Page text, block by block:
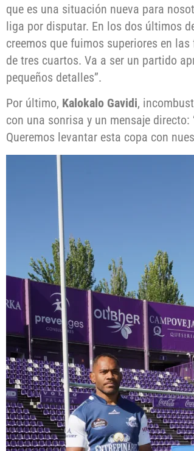
que es una situación nueva para
liga por disputar. En los dos últimos
creemos que fuimos superiores en
de tres cuartos. Va a ser un partido
pequeños detalles”.
Por último, Kalokalo Gavidi,
con una sonrisa y un mensaje
Queremos levantar esta copa con